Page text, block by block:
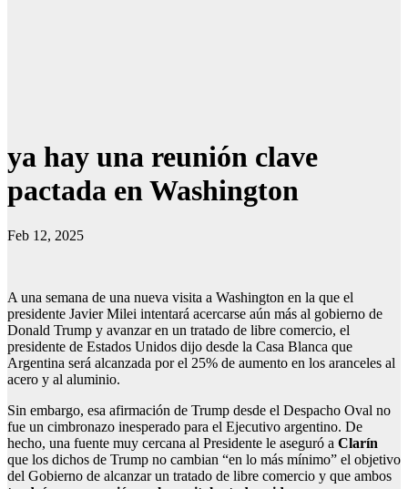
ya hay una reunión clave
pactada en Washington
Feb 12, 2025
A una semana de una nueva visita a Washington en la que el
presidente Javier Milei intentará acercarse aún más al gobierno de
Donald Trump y avanzar en un tratado de libre comercio, el
presidente de Estados Unidos dijo desde la Casa Blanca que
Argentina será alcanzada por el 25% de aumento en los aranceles al
acero y al aluminio.
Sin embargo, esa afirmación de Trump desde el Despacho Oval no
fue un cimbronazo inesperado para el Ejecutivo argentino. De
hecho, una fuente muy cercana al Presidente le aseguró a Clarín
que los dichos de Trump no cambian “en lo más mínimo” el objetivo
del Gobierno de alcanzar un tratado de libre comercio y que ambos